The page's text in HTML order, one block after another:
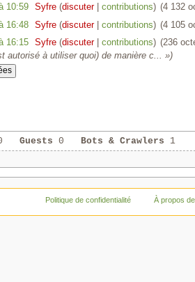
10:59‎ Syfre (discuter| contributions) ‎(4 132
16:48‎ Syfre (discuter| contributions) ‎(4 105
16:15‎ Syfre (discuter| contributions) ‎(236
autorisé à utiliser quoi) de manière c... »)
Guests 0 Bots & Crawlers 1
Politique de confidentialité À propos